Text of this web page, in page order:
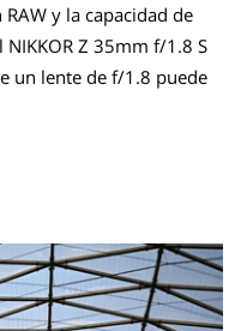
y la capacidad de
Z 35mm f/1.8 S
un lente de f/1.8 puede